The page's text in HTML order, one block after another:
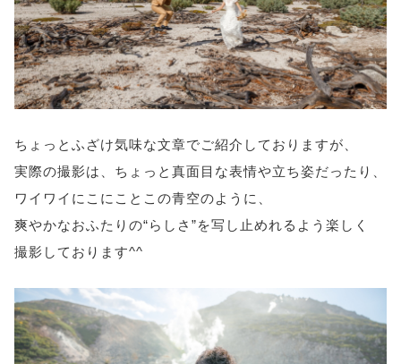
ちょっとふざけ気味な文章でご紹介しておりますが、
実際の撮影は、ちょっと真面目な表情や立ち姿だったり、
ワイワイにこにことこの青空のように、
爽やかなおふたりの“らしさ”を写し止めれるよう楽しく
撮影しております^^